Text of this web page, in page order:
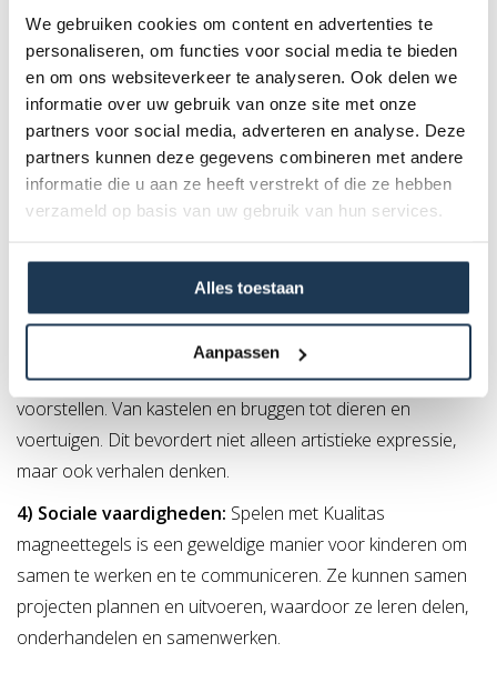
We gebruiken cookies om content en advertenties te
personaliseren, om functies voor social media te bieden
en om ons websiteverkeer te analyseren. Ook delen we
informatie over uw gebruik van onze site met onze
partners voor social media, adverteren en analyse. Deze
partners kunnen deze gegevens combineren met andere
informatie die u aan ze heeft verstrekt of die ze hebben
verzameld op basis van uw gebruik van hun services.
Alles toestaan
Aanpassen
hun fijne motoriek. Door de tegels op elkaar te stapelen en
in verschillende richtingen te bewegen, verbeteren ze hun
hand-oogcoördinatie en precisie.
2) Cognitieve ontwikkeling:het bouwen met
magneettegels stimuleert het ruimtelijk inzicht van kinderen.
ze leren over vormen, geometrie, symmetrie en balans
terwijl ze hun eigen creaties ontwerpen en construeren.
3) Creativiteit en verbeelding:De veelzijdigheid van
magneettegels moedigt kinderen aan om hun creativiteit te
gebruiken. Ze kunnen alles bouwen wat ze zich kunnen
voorstellen. Van kastelen en bruggen tot dieren en
voertuigen. Dit bevordert niet alleen artistieke expressie,
maar ook verhalen denken.
4) Sociale vaardigheden: Spelen met Kualitas
magneettegels is een geweldige manier voor kinderen om
samen te werken en te communiceren. Ze kunnen samen
projecten plannen en uitvoeren, waardoor ze leren delen,
onderhandelen en samenwerken.